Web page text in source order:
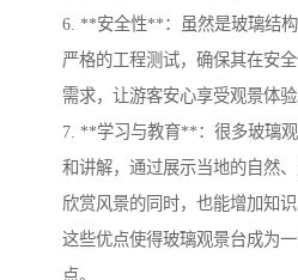
6. **安全性**：虽然是玻璃结
严格的工程测试，确保其在安
需求，让游客安心享受观景体验
7. **学习与教育**：很多玻璃
和讲解，通过展示当地的自然
欣赏风景的同时，也能增加知识
这些优点使得玻璃观景台成为
点。